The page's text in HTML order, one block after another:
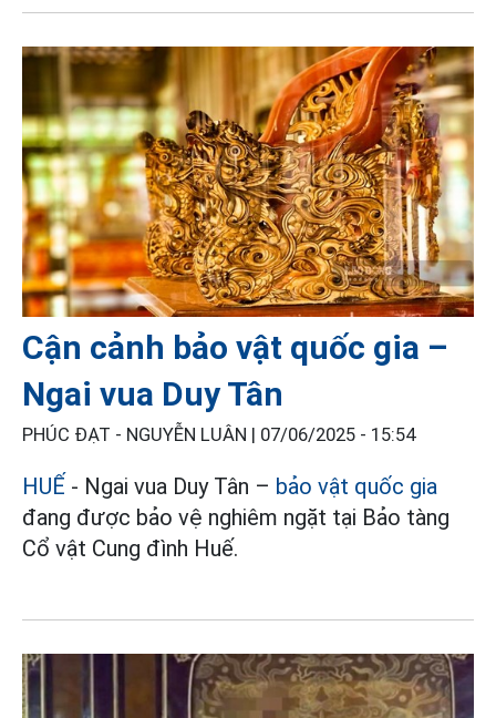
Cận cảnh bảo vật quốc gia –
Ngai vua Duy Tân
PHÚC ĐẠT - NGUYỄN LUÂN | 07/06/2025 - 15:54
HUẾ - Ngai vua Duy Tân – bảo vật quốc gia
đang được bảo vệ nghiêm ngặt tại Bảo tàng
Cổ vật Cung đình Huế.